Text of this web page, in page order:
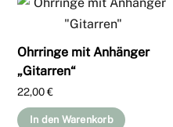
Ohrringe mit Anhänger
„Gitarren“
22,00€
In den Warenkorb